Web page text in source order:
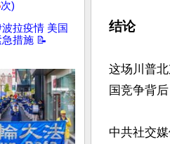
次)
拉疫情 美国
措施 📝
结论
这场川普
国竞争背
中共社交